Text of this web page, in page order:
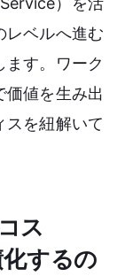
レベルへ進む
ます。ワーク
価値を生み出
スを紐解いて
ス
するの